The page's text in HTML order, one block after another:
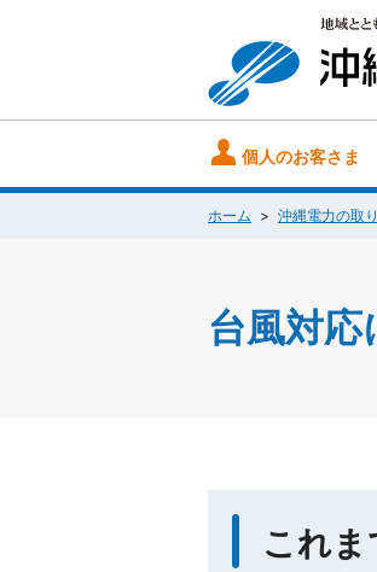
個人のお客さま
ホーム 沖縄電力の取
台風対応
これ